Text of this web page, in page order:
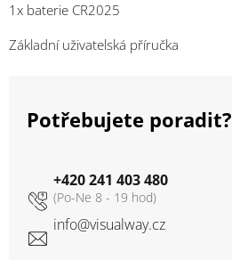
1x baterie CR2025
Základní uživatelská příručka
Potřebujete poradit?
info@visualway.cz
+420 241 403 480